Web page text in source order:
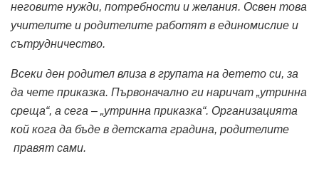
неговите нужди, потребности и желания. Освен това
учителите и родителите работят в единомислие и
сътрудничество.
Всеки ден родител влиза в групата на детето си, за
да чете приказка. Първоначално ги наричат „утринна
среща“, а сега – „утринна приказка“. Организацията
кой кога да бъде в детската градина, родителите
правят сами.